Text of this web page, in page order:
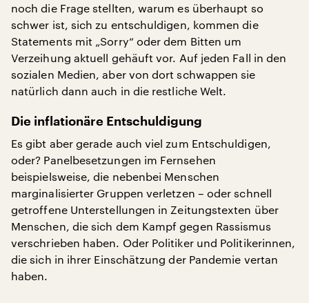
noch die Frage stellten, warum es überhaupt so
schwer ist, sich zu entschuldigen, kommen die
Statements mit „Sorry“ oder dem Bitten um
Verzeihung aktuell gehäuft vor. Auf jeden Fall in den
sozialen Medien, aber von dort schwappen sie
natürlich dann auch in die restliche Welt.
Die inflationäre Entschuldigung
Es gibt aber gerade auch viel zum Entschuldigen,
oder? Panelbesetzungen im Fernsehen
beispielsweise, die nebenbei Menschen
marginalisierter Gruppen verletzen – oder schnell
getroffene Unterstellungen in Zeitungstexten über
Menschen, die sich dem Kampf gegen Rassismus
verschrieben haben. Oder Politiker und Politikerinnen,
die sich in ihrer Einschätzung der Pandemie vertan
haben.